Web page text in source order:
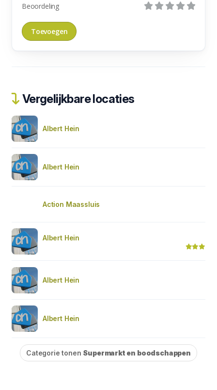
Beoordeling
Vergelijkbare locaties
Albert Hein
Albert Hein
Action Maassluis
Albert Hein
Albert Hein
Albert Hein
Categorie tonen Supermarkt en boodschappen